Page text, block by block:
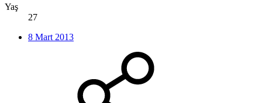
Yaş
27
8 Mart 2013